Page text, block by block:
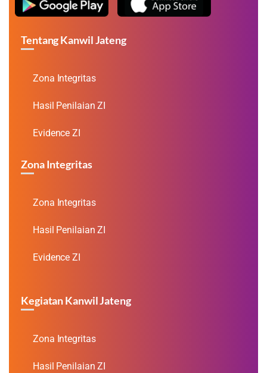
Tentang Kanwil Jateng
Zona Integritas
Hasil Penilaian ZI
Evidence ZI
Zona Integritas
Zona Integritas
Hasil Penilaian ZI
Evidence ZI
Kegiatan Kanwil Jateng
Zona Integritas
Hasil Penilaian ZI